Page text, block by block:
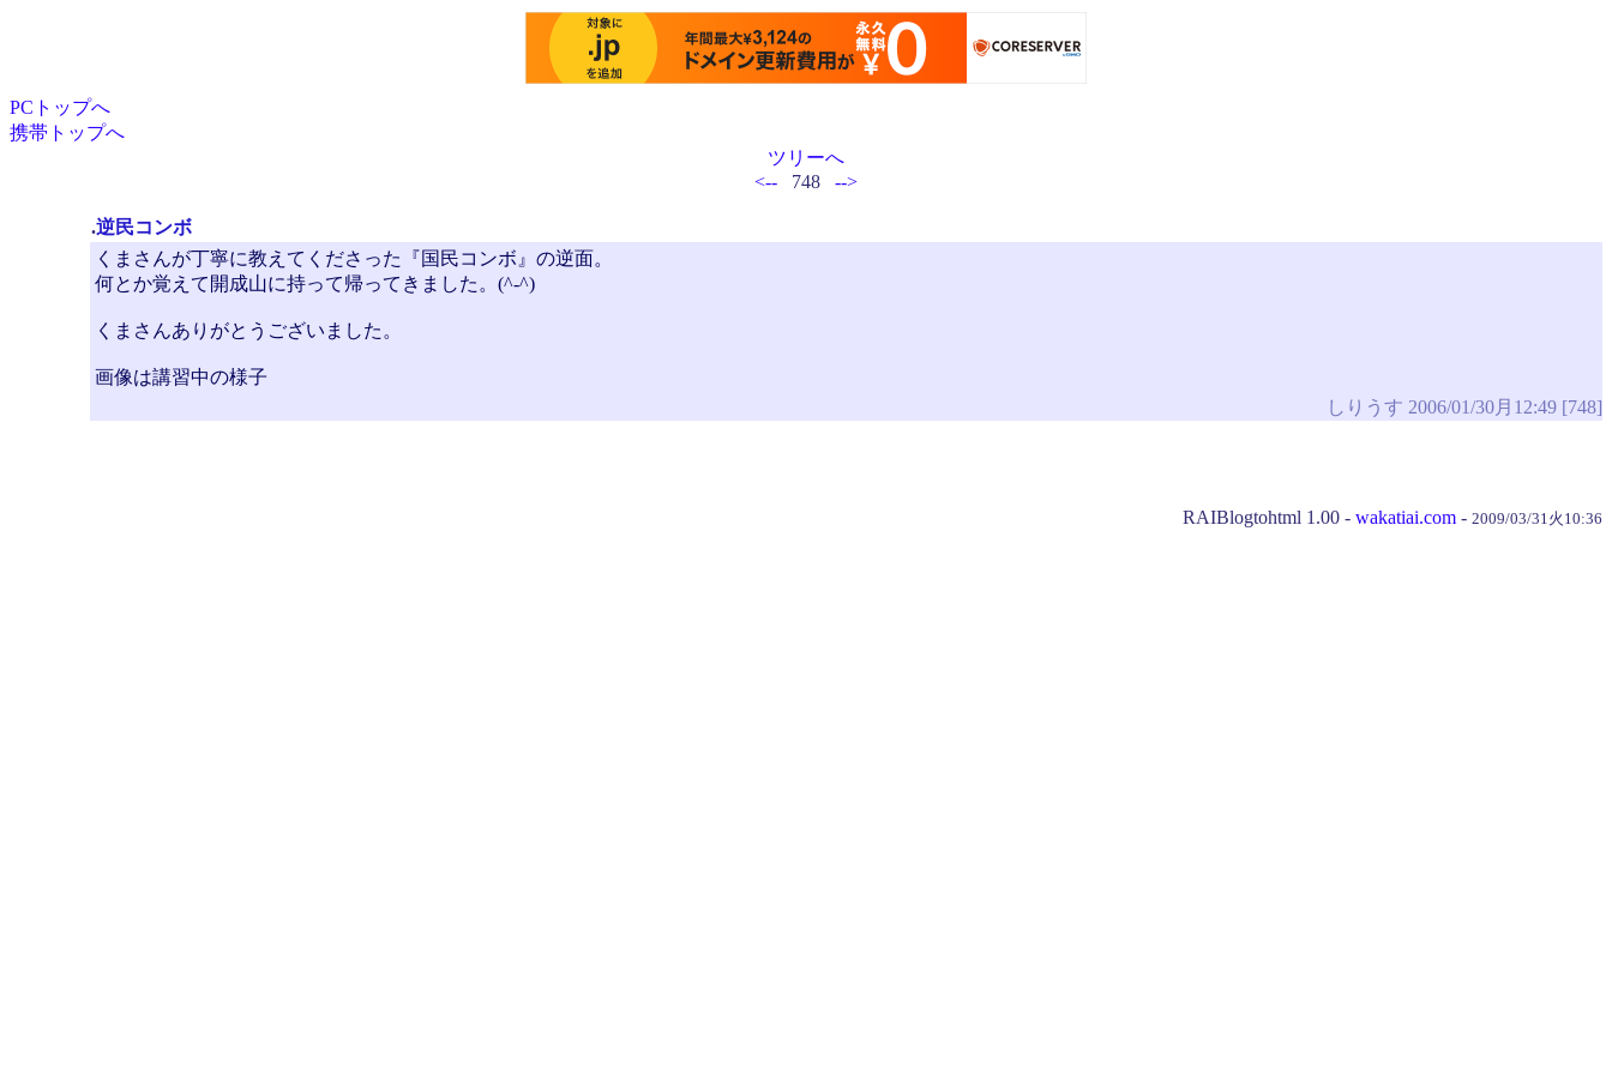
PCトップへ
携帯トップへ
ツリーへ
<-- 748 -->
.逆民コンボ
くまさんが丁寧に教えてくださった『国民コンボ』の逆面。
何とか覚えて開成山に持って帰ってきました。(^-^)
くまさんありがとうございました。
画像は講習中の様子
しりうす 2006/01/30月12:49 [748]
RAIBlogtohtml 1.00 - wakatiai.com - 2009/03/31火10:36